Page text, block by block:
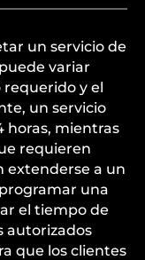
un servicio de
variar
y el
un servicio
horas, mientras
requieren
extenderse a un
una
el tiempo de
autorizados
que los clientes